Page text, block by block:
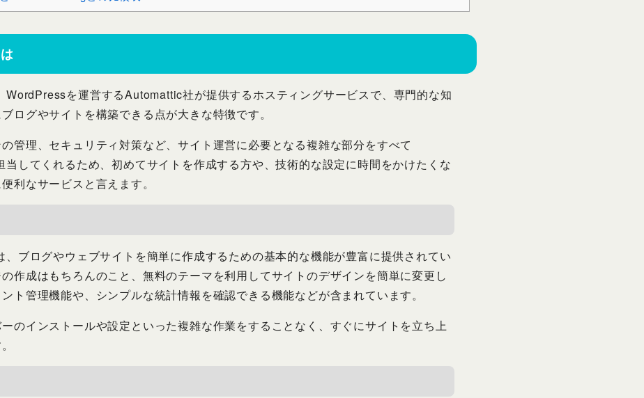
を運営するAutomattic社が提供するホスティングサービスで、専門的な知
ログやサイトを構築できる点が大きな特徴です。
管理、セキュリティ対策など、サイト運営に必要となる複雑な部分をすべて
してくれるため、初めてサイトを作成する方や、技術的な設定に時間をかけたくな
利なサービスと言えます。
ブログやウェブサイトを簡単に作成するための基本的な機能が豊富に提供されてい
作成はもちろんのこと、無料のテーマを利用してサイトのデザインを簡単に変更し
ト管理機能や、シンプルな統計情報を確認できる機能などが含まれています。
のインストールや設定といった複雑な作業をすることなく、すぐにサイトを立ち上